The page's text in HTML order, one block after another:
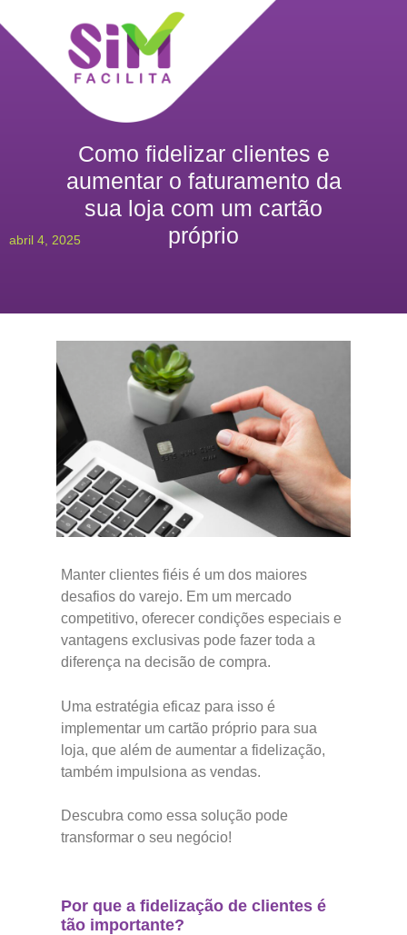
Como fidelizar clientes e
aumentar o faturamento da
sua loja com um cartão
próprio
abril 4, 2025
Manter clientes fiéis é um dos maiores
desafios do varejo. Em um mercado
competitivo, oferecer condições especiais e
vantagens exclusivas pode fazer toda a
diferença na decisão de compra.
Uma estratégia eficaz para isso é
implementar um cartão próprio para sua
loja, que além de aumentar a fidelização,
também impulsiona as vendas.
Descubra como essa solução pode
transformar o seu negócio!
Por que a fidelização de clientes é
tão importante?